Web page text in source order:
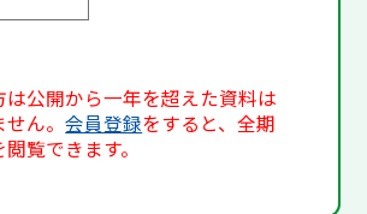
は公開から一年を超えた資料は
せん。会員登録をすると、全期
覧できます。